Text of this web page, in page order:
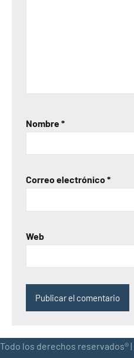
Nombre*
Correo electrónico*
Web
Todo los derechos reservados® |